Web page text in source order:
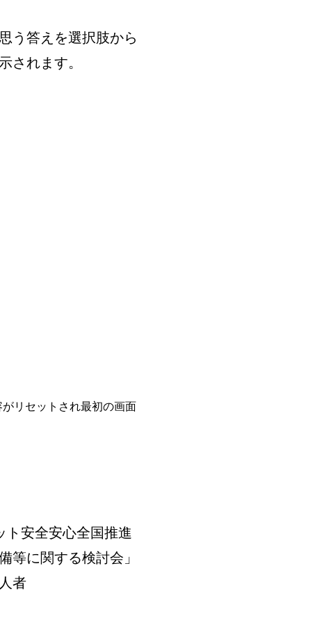
う答えを選択肢から
されます。
リセットされ最初の画面
ト安全安心全国推進
等に関する検討会」
者